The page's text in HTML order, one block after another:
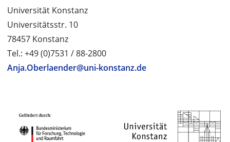
Universität Konstanz
Universitätsstr. 10
78457 Konstanz
Tel.: +49 (0)7531 / 88-2800
Anja.Oberlaender@uni-konstanz.de